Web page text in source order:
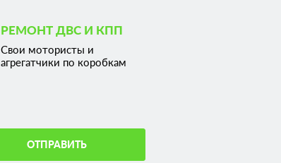
РЕМОНТ ДВС И КПП
Свои мотористы и
агрегатчики по коробкам
ОТПРАВИТЬ